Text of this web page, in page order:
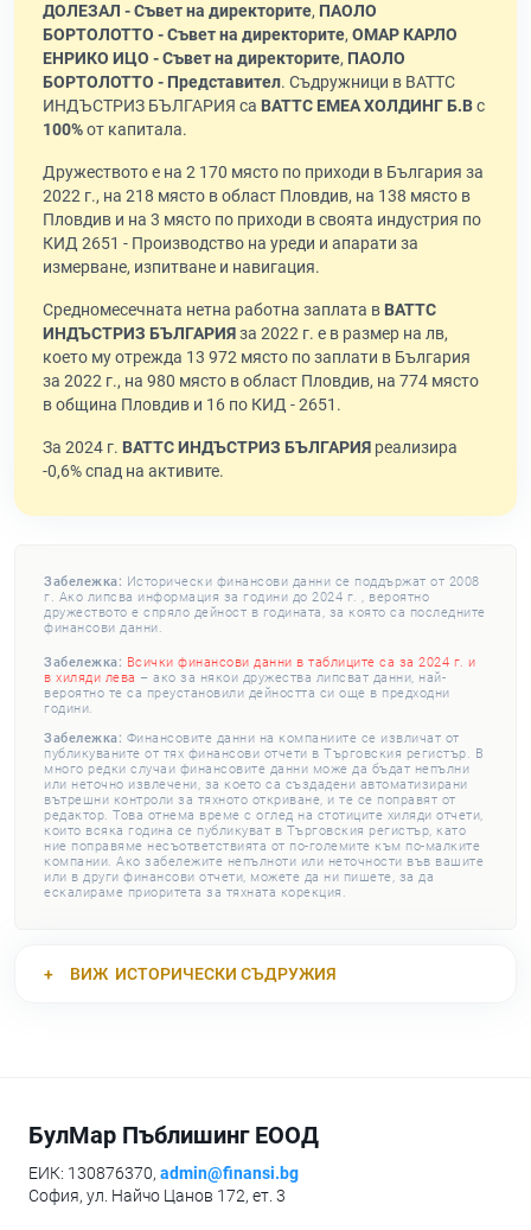
ДОЛЕЗАЛ - Съвет на директорите, ПАОЛО
БОРТОЛОТТО - Съвет на директорите, ОМАР КАРЛО
ЕНРИКО ИЦО - Съвет на директорите, ПАОЛО
БОРТОЛОТТО - Представител. Съдружници в ВАТТС
ИНДЪСТРИЗ БЪЛГАРИЯ са ВАТТС ЕМЕА ХОЛДИНГ Б.Вс
100%от капитала.
Дружеството е на 2 170 място по приходи в България за
2022 г., на 218 място в област Пловдив, на 138 място в
Пловдив и на 3 място по приходи в своята индустрия по
КИД 2651 - Производство на уреди и апарати за
измерване, изпитване и навигация.
Средномесечната нетна работна заплата в ВАТТС
ИНДЪСТРИЗ БЪЛГАРИЯза 2022 г. е в размер на лв,
което му отрежда 13 972 място по заплати в България
за 2022 г., на 980 място в област Пловдив, на 774 място
в община Пловдив и 16 по КИД - 2651.
За 2024 г. ВАТТС ИНДЪСТРИЗ БЪЛГАРИЯ реализира
-0,6% спад на активите.
Забележка: Исторически финансови данни се поддържат от 2008
г. Ако липсва информация за години до 2024 г. , вероятно
дружеството е спряло дейност в годината, за която са последните
финансови данни.
Забележка: Всички финансови данни в таблиците са за 2024 г. и
в хиляди лева – ако за някои дружества липсват данни, най-
вероятно те са преустановили дейността си още в предходни
години.
Забележка: Финансовите данни на компаниите се извличат от
публикуваните от тях финансови отчети в Търговския регистър. В
много редки случаи финансовите данни може да бъдат непълни
или неточно извлечени, за което са създадени автоматизирани
вътрешни контроли за тяхното откриване, и те се поправят от
редактор. Това отнема време с оглед на стотиците хиляди отчети,
които всяка година се публикуват в Търговския регистър, като
ние поправяме несъответствията от по-големите към по-малките
компании. Ако забележите непълноти или неточности във вашите
или в други финансови отчети, можете да ни пишете, за да
ескалираме приоритета за тяхната корекция.
ВИЖ ИСТОРИЧЕСКИ СЪДРУЖИЯ
БулМар Пъблишинг ЕООД
ЕИК: 130876370, admin@finansi.bg
София, ул. Найчо Цанов 172, ет. 3